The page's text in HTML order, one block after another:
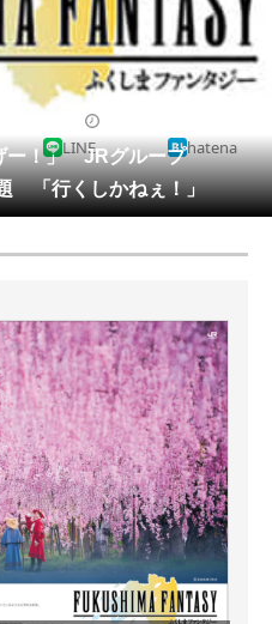
地域
教育・育児
リサーチ
ー！」 JRグループ
「行くしかねぇ！」
LINE hatena